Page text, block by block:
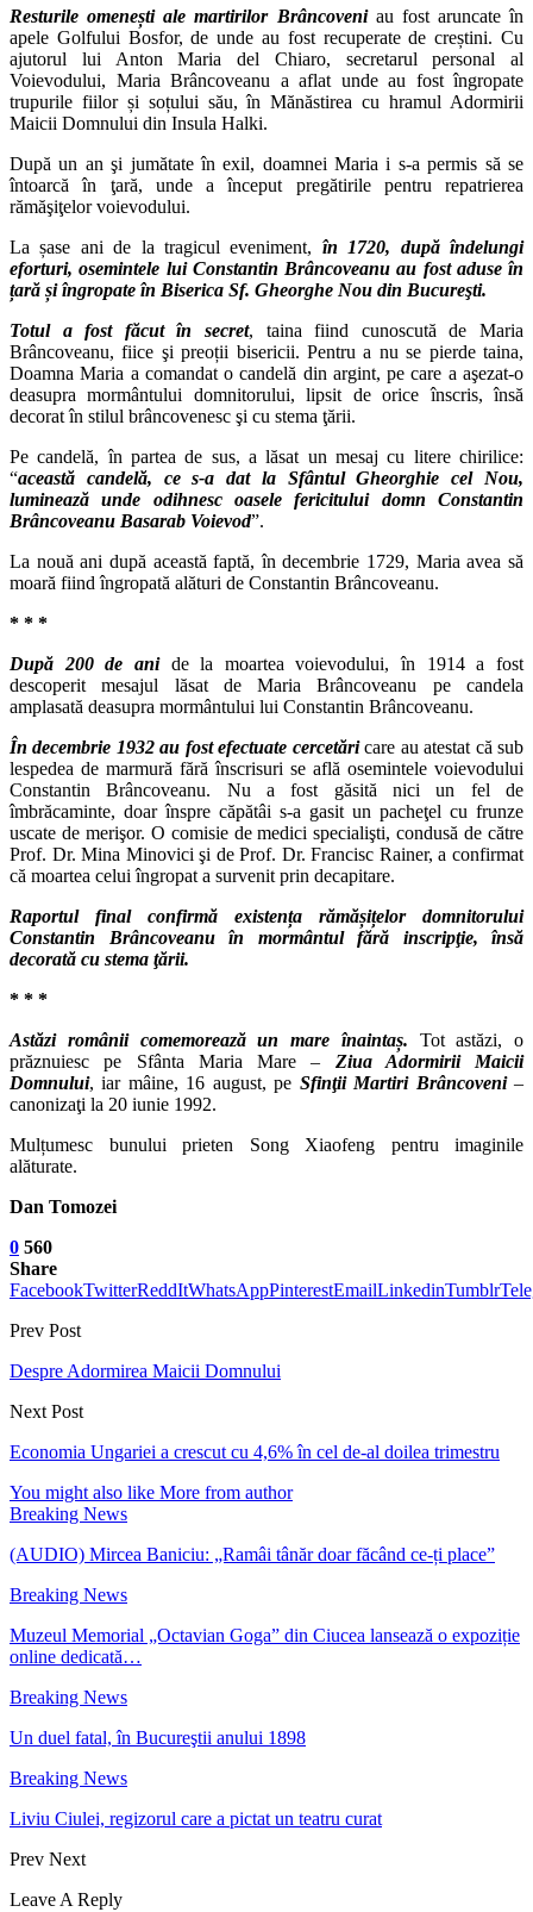
Resturile omenești ale martirilor Brâncoveni au fost aruncate în
apele Golfului Bosfor, de unde au fost recuperate de creștini. Cu
ajutorul lui Anton Maria del Chiaro, secretarul personal al
Voievodului, Maria Brâncoveanu a aflat unde au fost îngropate
trupurile fiilor și soțului său, în Mănăstirea cu hramul Adormirii
Maicii Domnului din Insula Halki.
După un an şi jumătate în exil, doamnei Maria i s-a permis să se
întoarcă în ţară, unde a început pregătirile pentru repatrierea
rămăşiţelor voievodului.
La șase ani de la tragicul eveniment, în 1720, după îndelungi
eforturi, osemintele lui Constantin Brâncoveanu au fost aduse în
țară și îngropate în Biserica Sf. Gheorghe Nou din Bucureşti.
Totul a fost făcut în secret, taina fiind cunoscută de Maria
Brâncoveanu, fiice şi preoții bisericii. Pentru a nu se pierde taina,
Doamna Maria a comandat o candelă din argint, pe care a aşezat-o
deasupra mormântului domnitorului, lipsit de orice înscris, însă
decorat în stilul brâncovenesc şi cu stema ţării.
Pe candelă, în partea de sus, a lăsat un mesaj cu litere chirilice:
“această candelă, ce s-a dat la Sfântul Gheorghie cel Nou,
luminează unde odihnesc oasele fericitului domn Constantin
Brâncoveanu Basarab Voievod”.
La nouă ani după această faptă, în decembrie 1729, Maria avea să
moară fiind îngropată alături de Constantin Brâncoveanu.
* * *
După 200 de ani de la moartea voievodului, în 1914 a fost
descoperit mesajul lăsat de Maria Brâncoveanu pe candela
amplasată deasupra mormântului lui Constantin Brâncoveanu.
În decembrie 1932 au fost efectuate cercetăricare au atestat că sub
lespedea de marmură fără înscrisuri se află osemintele voievodului
Constantin Brâncoveanu. Nu a fost găsită nici un fel de
îmbrăcaminte, doar înspre căpătâi s-a gasit un pacheţel cu frunze
uscate de merişor. O comisie de medici specialişti, condusă de către
Prof. Dr. Mina Minovici şi de Prof. Dr. Francisc Rainer, a confirmat
că moartea celui îngropat a survenit prin decapitare.
Raportul final confirmă existența rămășițelor domnitorului
Constantin Brâncoveanu în mormântul fără inscripţie, însă
decorată cu stema ţării.
* * *
Astăzi românii comemorează un mare înaintaș. Tot astăzi, o
prăznuiesc pe Sfânta Maria Mare – Ziua Adormirii Maicii
Domnului, iar mâine, 16 august, pe Sfinţii Martiri Brâncoveni–
canonizaţi la 20 iunie 1992.
Mulțumesc bunului prieten Song Xiaofeng pentru imaginile
alăturate.
Dan Tomozei
0 560
Share
FacebookTwitterReddItWhatsAppPinterestEmailLinkedinTumblr
Prev Post
Despre Adormirea Maicii Domnului
Next Post
Economia Ungariei a crescut cu 4,6% în cel de-al doilea trimestru
You might also like More from author
Breaking News
(AUDIO) Mircea Baniciu: „Ramâi tânăr doar făcând ce-ți place”
Breaking News
Muzeul Memorial „Octavian Goga” din Ciucea lansează o expoziție
online dedicată…
Breaking News
Un duel fatal, în Bucureştii anului 1898
Breaking News
Liviu Ciulei, regizorul care a pictat un teatru curat
Prev Next
Leave A Reply